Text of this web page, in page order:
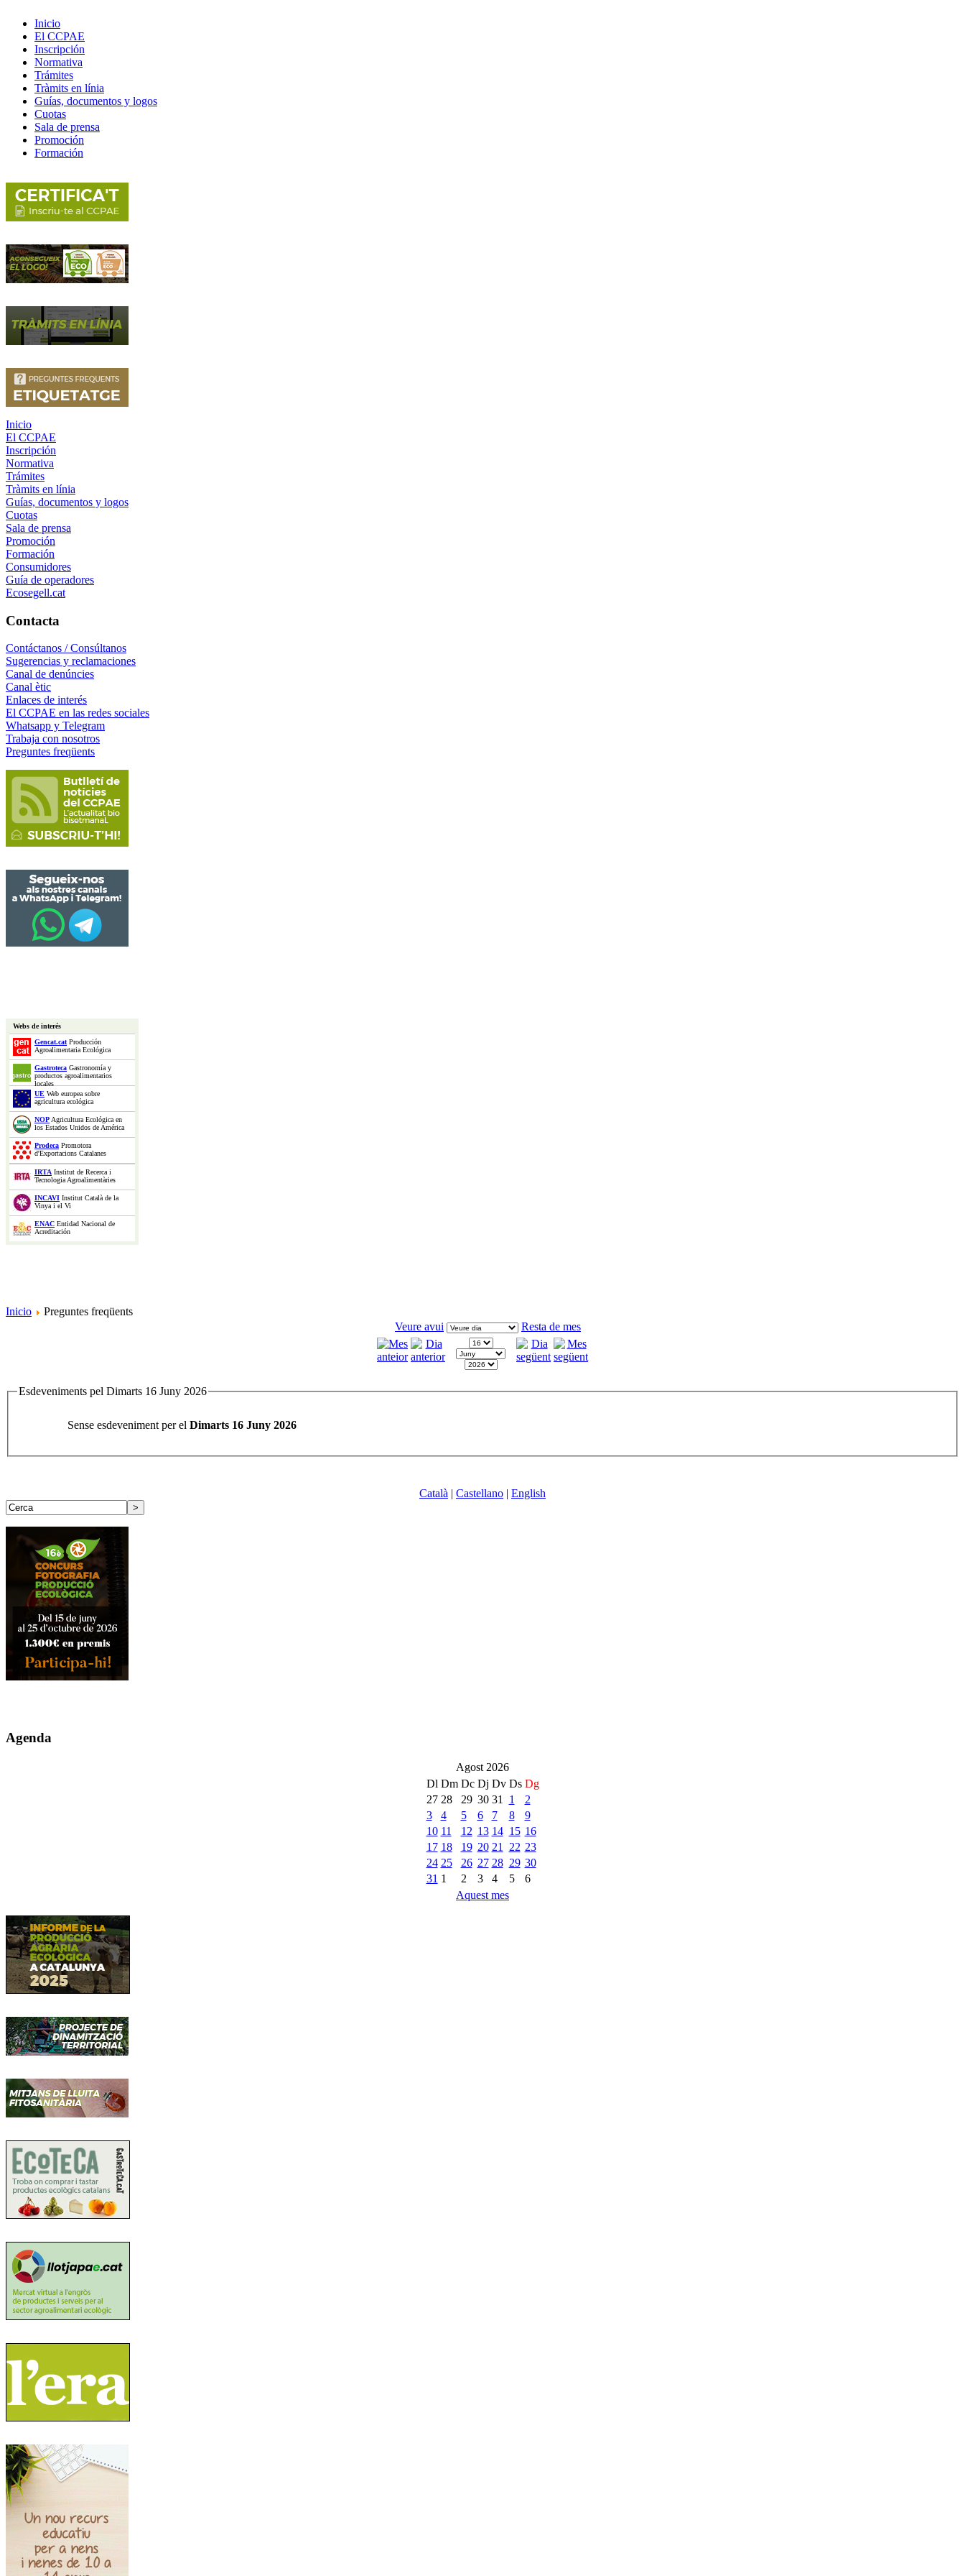
Inicio
El CCPAE
Inscripción
Normativa
Trámites
Tràmits en línia
Guías, documentos y logos
Cuotas
Sala de prensa
Promoción
Formación
Inicio
El CCPAE
Inscripción
Normativa
Trámites
Tràmits en línia
Guías, documentos y logos
Cuotas
Sala de prensa
Promoción
Formación
Consumidores
Guía de operadores
Ecosegell.cat
Contacta
Contáctanos / Consúltanos
Sugerencias y reclamaciones
Canal de denúncies
Canal ètic
Enlaces de interés
El CCPAE en las redes sociales
Whatsapp y Telegram
Trabaja con nosotros
Preguntes freqüents
Webs de interés
Gencat.catProducción
Agroalimentaria Ecológica
Gastroteca Gastronomía y
productos agroalimentarios
locales
UE Web europea sobre
agricultura ecológica
NOPAgricultura Ecológica en
los Estados Unidos de América
Prodeca Promotora
d'Exportacions Catalanes
IRTA Institut de Recerca i
Tecnologia Agroalimentàries
INCAVI Institut Català de la
Vinya i el Vi
ENAC Entidad Nacional de
Acreditación
Inicio
Preguntes freqüents
Veure avui
Resta de mes
Esdeveniments pel Dimarts 16 Juny 2026
Sense esdeveniment per el Dimarts 16 Juny 2026
Català | Castellano | English
Agenda
Agost 2026
Dl Dm Dc Dj Dv Ds Dg
27 28 29 30 31 1
2
3
4 5 6 7 8
9
10 11 12 13 14 15 16
17 18 19 20 21 22 23
24 25 26 27 28 29 30
31 1 2 3 4 5
6
Aquest mes